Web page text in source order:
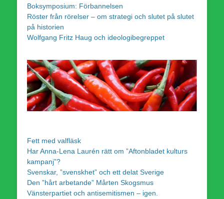
Boksymposium: Förbannelsen
Röster från rörelser – om strategi och slutet på slutet
på historien
Wolfgang Fritz Haug och ideologibegreppet
Fett med valfläsk
Har Anna-Lena Laurén rätt om ”Aftonbladet kulturs
kampanj”?
Svenskar, ”svenskhet” och ett delat Sverige
Den ”hårt arbetande” Mårten Skogsmus
Vänsterpartiet och antisemitismen – igen.